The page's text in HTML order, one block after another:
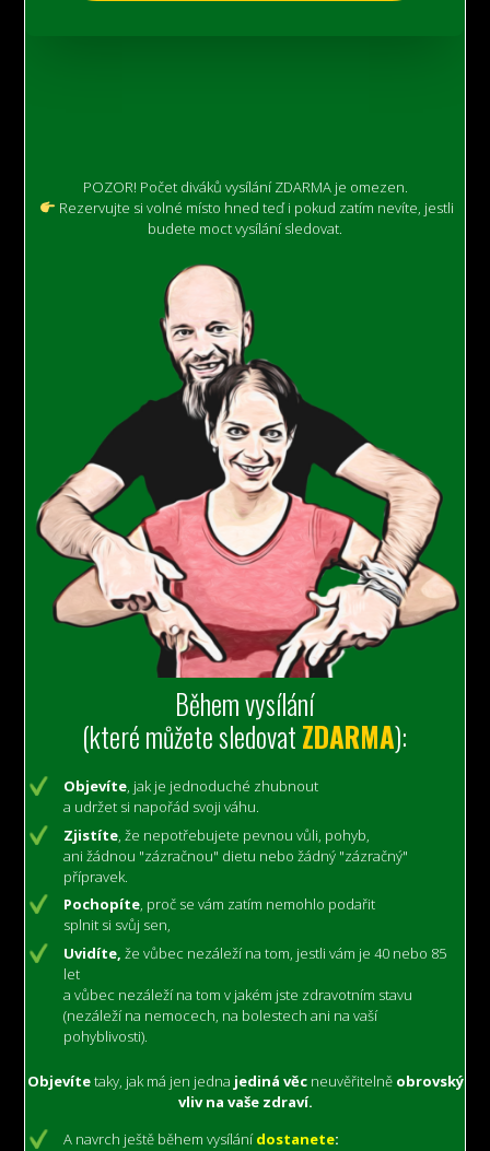
POZOR! Počet diváků vysílání ZDARMA je omezen.
Rezervujte si volné místo hned teď i pokud zatím nevíte, jestli
budete moct vysílání sledovat.
Během vysílání
(které můžete sledovatZDARMA):
Objevíte, jak je jednoduché zhubnout
a udržet si napořád svoji váhu.
Zjistíte, že nepotřebujete pevnou vůli, pohyb,
ani žádnou "zázračnou" dietu nebo žádný "zázračný"
přípravek.
Pochopíte, proč se vám zatím nemohlo podařit
splnit si svůj sen,
Uvidíte, že vůbec nezáleží na tom, jestli vám je 40 nebo 85
let
a vůbec nezáleží na tom v jakém jste zdravotním stavu
(nezáleží na nemocech, na bolestechani na vaší
pohyblivosti).
Objevítetaky, jak má jen jedna jediná věc neuvěřitelněobrovský
vliv na vaše zdraví.
A navrch ještě během vysílánídostanete: